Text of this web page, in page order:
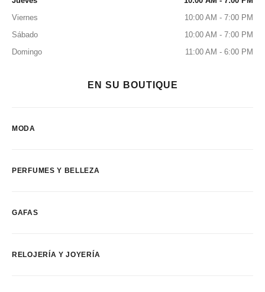
Viernes
10:00 AM - 7:00 PM
Sábado
10:00 AM - 7:00 PM
Domingo
11:00 AM - 6:00 PM
EN SU BOUTIQUE
MODA
PERFUMES Y BELLEZA
GAFAS
RELOJERÍA Y JOYERÍA